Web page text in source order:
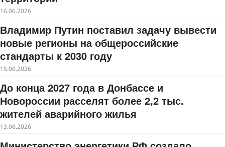
16.06.2026
Владимир Путин поставил задачу вывести
новые регионы на общероссийские
стандарты к 2030 году
15.06.2026
До конца 2027 года в Донбассе и
Новороссии расселят более 2,2 тыс.
жителей аварийного жилья
13.06.2026